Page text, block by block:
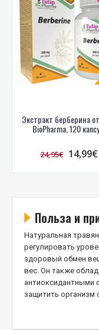
Экстракт берберина
BioPharma, 120
24,95€ 14,99€
Польза и
Натуральная
регулировать
здоровый обмен
вес. Он также
антиоксидантными
защитить организм